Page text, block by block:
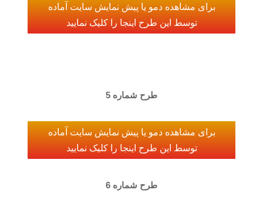
برای مشاهده دمو یا پیش نمایش سایت آماده
توسط این طرح اینجا را کلیک نمایید
طرح شماره 5
برای مشاهده دمو یا پیش نمایش سایت آماده
توسط این طرح اینجا را کلیک نمایید
طرح شماره 6